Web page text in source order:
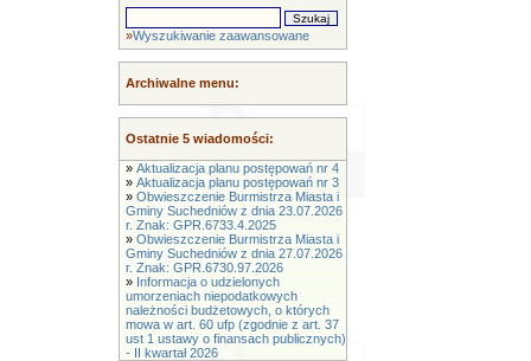
»Wyszukiwanie zaawansowane
Archiwalne menu:
Ostatnie 5 wiadomości:
» Aktualizacja planu postępowań nr 4
» Aktualizacja planu postępowań nr 3
» Obwieszczenie Burmistrza Miasta i
Gminy Suchedniów z dnia 23.07.2026
r. Znak: GPR.6733.4.2025
» Obwieszczenie Burmistrza Miasta i
Gminy Suchedniów z dnia 27.07.2026
r. Znak: GPR.6730.97.2026
» Informacja o udzielonych
umorzeniach niepodatkowych
należności budżetowych, o których
mowa w art. 60 ufp (zgodnie z art. 37
ust 1 ustawy o finansach publicznych)
- II kwartał 2026